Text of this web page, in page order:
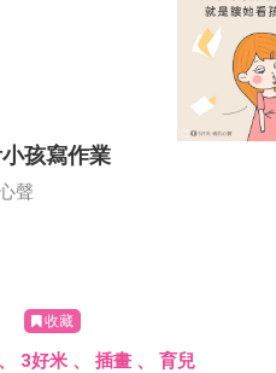
孩寫作業
聲
收藏
、 3好米 、 插畫 、 育兒